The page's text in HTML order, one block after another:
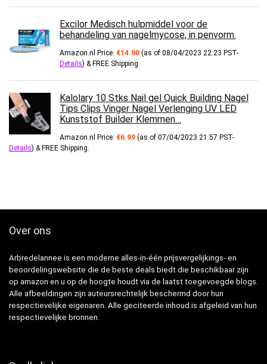
Excilor Medisch hulpmiddel voor de
behandeling van nagelmycose, in penvorm.
Amazon.nl Price: €14.90 (as of 08/04/2023 22:23 PST-
Details) & FREE Shipping
Kalolary 10 Stks Nail gel Quick Building Nagel
Tips Clips Vinger Nagel Verlenging UV LED
Kunststof Builder Klemmen…
Amazon.nl Price: €6.99 (as of 07/04/2023 21:57 PST-
Details) & FREE Shipping
Over ons
Arbredelannee is een moderne alles-in-één prijsvergelijkings- en
beoordelingswebsite die de beste deals biedt die beschikbaar zijn
op amazon en u op de hoogte houdt via de laatst toegevoegde blogs.
Alle afbeeldingen zijn auteursrechtelijk beschermd door hun
respectievelijke eigenaren. Alle geciteerde inhoud is afgeleid van hun
respectievelijke bronnen.